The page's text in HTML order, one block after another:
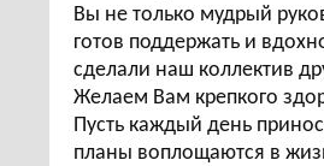
Вы не только мудрый
готов поддержать и
сделали наш коллектив
Желаем Вам крепкого
Пусть каждый день
планы воплощаются в